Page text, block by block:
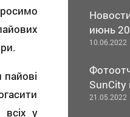
всіх у
июнь
10.06.2022
21.05.2022